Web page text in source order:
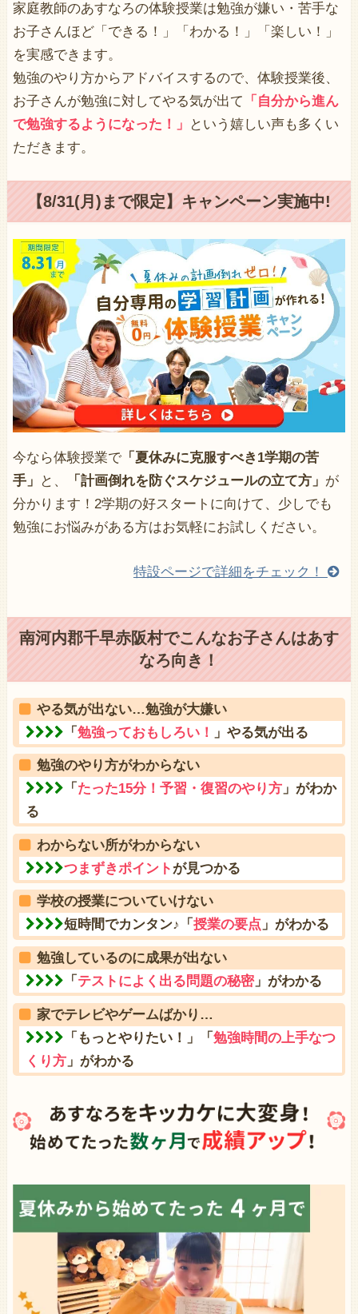
家庭教師のあすなろの体験授業は勉強が嫌い・苦手な
お子さんほど「できる！」「わかる！」「楽しい！」
を実感できます。
勉強のやり方からアドバイスするので、体験授業後、
お子さんが勉強に対してやる気が出て 「自分から進ん
で勉強するようになった！」
という嬉しい声も多くい
ただきます。
【8/31(月)まで限定】キャンペーン実施中!
今なら体験授業で「夏休みに克服すべき1学期の苦
手」
と、 「計画倒れを防ぐスケジュールの立て方」 が
分かります！2学期の好スタートに向けて、少しでも
勉強にお悩みがある方はお気軽にお試しください。
特設ページで詳細をチェック！
南河内郡千早赤阪村でこんなお子さんはあす
なろ向き！
やる気が出ない…勉強が大嫌い
「勉強っておもしろい！ 」やる気が出る
勉強のやり方がわからない
「 たった15分！予習・復習のやり方 」がわか
る
わからない所がわからない
つまずきポイントが見つかる
学校の授業についていけない
短時間でカンタン♪「授業の要点 」がわかる
勉強しているのに成果が出ない
「 テストによく出る問題の秘密」がわかる
家でテレビやゲームばかり…
「もっとやりたい！」「勉強時間の上手なつ
くり方 」がわかる